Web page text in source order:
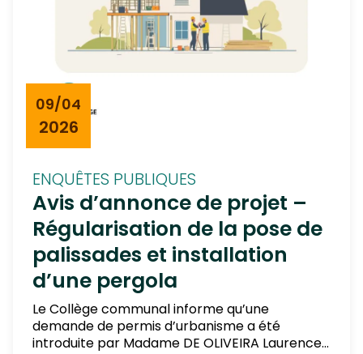
Avis d’annonce de projet –
Régularisation de la pose de
palissades et installation
d’une pergola
ENQUÊTES PUBLIQUES
09/04
2026
Le Collège communal informe qu’une
demande de permis d’urbanisme a été
introduite par Madame DE OLIVEIRA Laurence.